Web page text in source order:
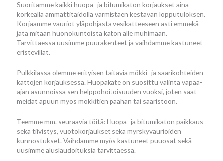
Suoritamme kaikki huopa- ja bitumikaton korjaukset aina
korkealla ammattitaidolla varmistaen kestävän lopputuloksen.
Korjaamme vauriot yläpohjasta vesikatteeseen asti emmekä
jätä mitään huonokuntoista katon alle muhimaan.
Tarvittaessa uusimme puurakenteet ja vaihdamme kastuneet
eristevillat.
Pulkkilassa olemme erityisen taitavia mökki- ja saarikohteiden
kattojen korjauksessa. Huopakate on suosittu valinta vapaa-
ajan asunnoissa sen helppohoitoisuuden vuoksi, joten saat
meidät apuun myös mökkitien päähän tai saaristoon.
Teemme mm. seuraavia töitä: Huopa- ja bitumikaton paikkaus
sekä tiivistys, vuotokorjaukset sekä myrskyvaurioiden
kunnostukset. Vaihdamme myös kastuneet puuosat sekä
uusimme aluslaudoituksia tarvittaessa.